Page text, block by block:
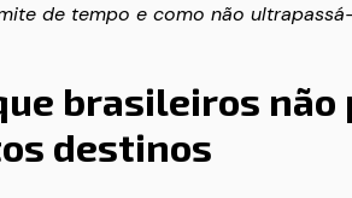
de tempo e como não
brasileiros
destinos